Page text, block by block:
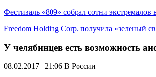
Фестиваль «809» собрал сотни экстремалов
Freedom Holding Corp. получила «зеленый
У челябинцев есть возможность
08.02.2017 | 21:06 В России